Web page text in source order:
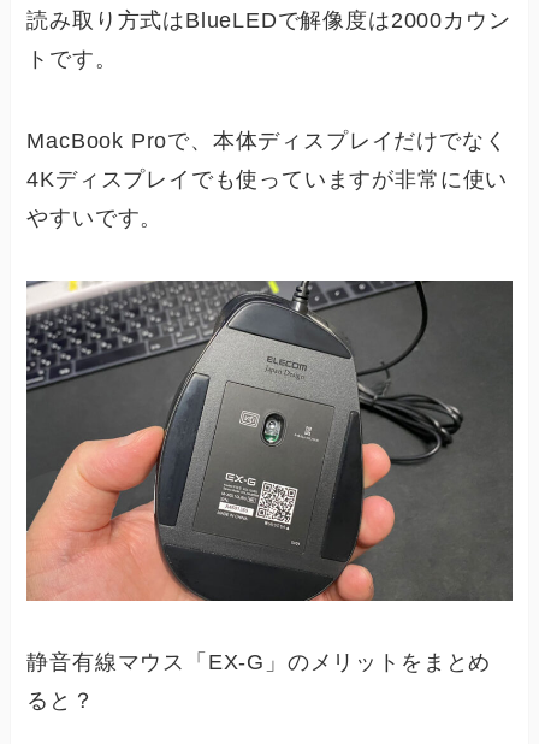
読み取り方式はBlueLEDで解像度は2000カウン
トです。
MacBook Proで、本体ディスプレイだけでなく
4Kディスプレイでも使っていますが非常に使い
やすいです。
静音有線マウス「EX-G」のメリットをまとめ
ると？